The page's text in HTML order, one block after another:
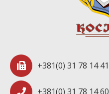
+381(0) 31 78 14 41
+381(0) 31 78 14 60